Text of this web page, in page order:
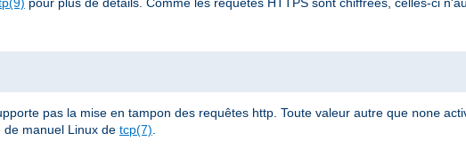
pas la mise en tampon des requêtes http. Toute valeur autre que none
de manuel Linux de tcp(7)